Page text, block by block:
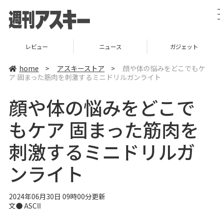
レビュー ニュース ガジェット
home > アスキーストア >
顔や体の悩みをどこでもケ
ア 固まった筋肉を刺激するミニドリルガンライト
顔や体の悩みをどこで
もケア 固まった筋肉を
刺激するミニドリルガ
ンライト
2024年06月30日 09時00分更新
文● ASCII